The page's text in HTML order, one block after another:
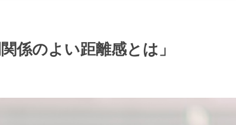
係のよい距離感とは」